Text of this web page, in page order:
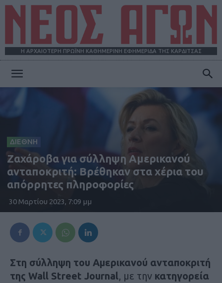
Η ΑΡΧΑΙΟΤΕΡΗ ΠΡΩΪΝΗ ΚΑΘΗΜΕΡΙΝΗ ΕΦΗΜΕΡΙΔΑ ΤΗΣ ΚΑΡΔΙΤΣΑΣ
ΔΙΕΘΝΗ
Ζαχάροβα για σύλληψη Αμερικανού
ανταποκριτή: Βρέθηκαν στα χέρια του
απόρρητες πληροφορίες
30 Μαρτίου 2023, 7:09 μμ
Στη σύλληψη του Αμερικανού ανταποκριτή
της Wall Street Journal, με την κατηγορεία